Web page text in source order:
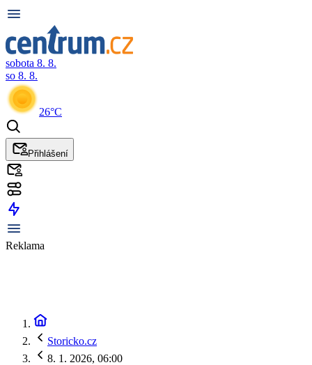
sobota 8. 8.
so 8. 8.
26°C
Přihlášení
Reklama
Storicko.cz
8. 1. 2026, 06:00